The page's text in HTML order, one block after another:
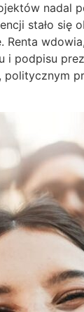
stało
i podpisu